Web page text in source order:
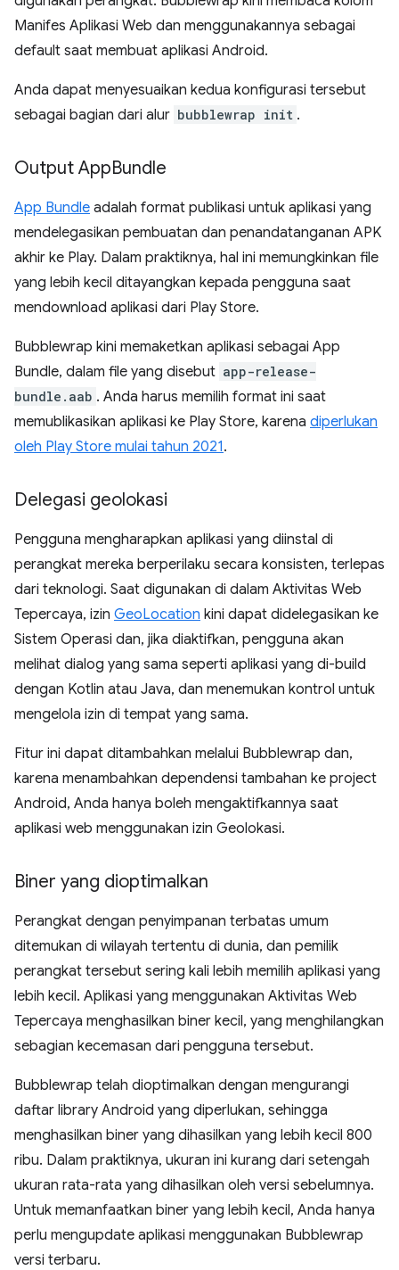
Manifes Aplikasi Web dan menggunakannya sebagai
default saat membuat aplikasi Android.
Anda dapat menyesuaikan kedua konfigurasi tersebut
sebagai bagian dari alur bubblewrap init .
Output AppBundle
App Bundle adalah format publikasi untuk aplikasi yang
mendelegasikan pembuatan dan penandatanganan APK
akhir ke Play. Dalam praktiknya, hal ini memungkinkan file
yang lebih kecil ditayangkan kepada pengguna saat
mendownload aplikasi dari Play Store.
Bubblewrap kini memaketkan aplikasi sebagai App
Bundle, dalam file yang disebut app-release-
bundle.aab . Anda harus memilih format ini saat
memublikasikan aplikasi ke Play Store, karena diperlukan
oleh Play Store mulai tahun 2021.
Delegasi geolokasi
Pengguna mengharapkan aplikasi yang diinstal di
perangkat mereka berperilaku secara konsisten, terlepas
dari teknologi. Saat digunakan di dalam Aktivitas Web
Tepercaya, izin GeoLocation kini dapat didelegasikan ke
Sistem Operasi dan, jika diaktifkan, pengguna akan
melihat dialog yang sama seperti aplikasi yang di-build
dengan Kotlin atau Java, dan menemukan kontrol untuk
mengelola izin di tempat yang sama.
Fitur ini dapat ditambahkan melalui Bubblewrap dan,
karena menambahkan dependensi tambahan ke project
Android, Anda hanya boleh mengaktifkannya saat
aplikasi web menggunakan izin Geolokasi.
Biner yang dioptimalkan
Perangkat dengan penyimpanan terbatas umum
ditemukan di wilayah tertentu di dunia, dan pemilik
perangkat tersebut sering kali lebih memilih aplikasi yang
lebih kecil. Aplikasi yang menggunakan Aktivitas Web
Tepercaya menghasilkan biner kecil, yang menghilangkan
sebagian kecemasan dari pengguna tersebut.
Bubblewrap telah dioptimalkan dengan mengurangi
daftar library Android yang diperlukan, sehingga
menghasilkan biner yang dihasilkan yang lebih kecil 800
ribu. Dalam praktiknya, ukuran ini kurang dari setengah
ukuran rata-rata yang dihasilkan oleh versi sebelumnya.
Untuk memanfaatkan biner yang lebih kecil, Anda hanya
perlu mengupdate aplikasi menggunakan Bubblewrap
versi terbaru.